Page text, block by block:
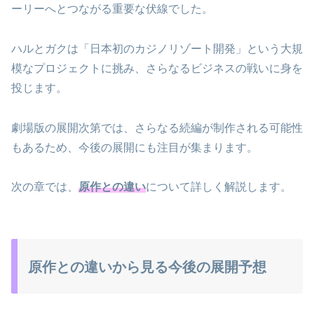
ーリーへとつながる重要な伏線でした。
ハルとガクは「日本初のカジノリゾート開発」という大規
模なプロジェクトに挑み、さらなるビジネスの戦いに身を
投じます。
劇場版の展開次第では、さらなる続編が制作される可能性
もあるため、今後の展開にも注目が集まります。
次の章では、 原作との違いについて詳しく解説します。
原作との違いから見る今後の展開予想